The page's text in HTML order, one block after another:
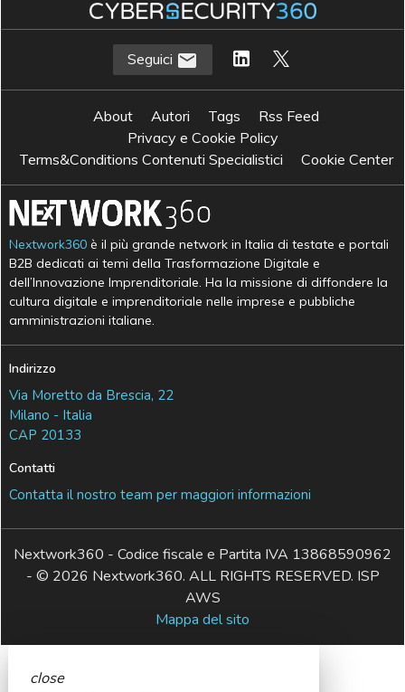
Seguici
About Autori Tags
Rss Feed
Privacy e Cookie Policy
Terms&Conditions Contenuti Specialistici
Cookie Center
Nextwork360 è il più grande network in Italia di testate e portali
B2B dedicati ai temi della Trasformazione Digitale e
dell’Innovazione Imprenditoriale. Ha la missione di diffondere la
cultura digitale e imprenditoriale nelle imprese e pubbliche
amministrazioni italiane.
Indirizzo
Via Moretto da Brescia, 22
Milano - Italia
CAP 20133
Contatti
Contatta il nostro team per maggiori informazioni
Nextwork360 - Codice fiscale e Partita IVA 13868590962
- © 2026 Nextwork360. ALL RIGHTS RESERVED. ISP
AWS
Mappa del sito
close